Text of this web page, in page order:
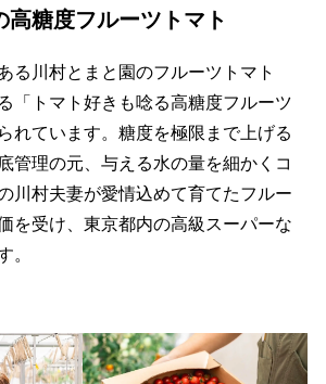
高糖度フルーツトマト
る川村とまと園のフルーツトマト
「トマト好きも唸る高糖度フルーツ
れています。糖度を極限まで上げる
管理の元、与える水の量を細かくコ
川村夫妻が愛情込めて育てたフルー
を受け、東京都内の高級スーパーな
。